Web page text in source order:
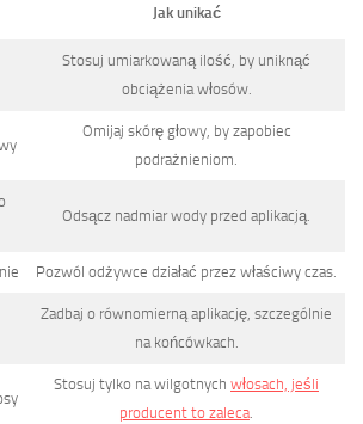
Jak unikać
Stosuj umiarkowaną ilość, by uniknąć
obciążenia włosów.
Omijaj skórę głowy, by zapobiec
podrażnieniom.
Odsącz nadmiar wody przed aplikacją.
Pozwól odżywce działać przez właściwy czas.
Zadbaj o równomierną aplikację, szczególnie
na końcówkach.
Stosuj tylko na wilgotnych włosach, jeśli
producent to zaleca.